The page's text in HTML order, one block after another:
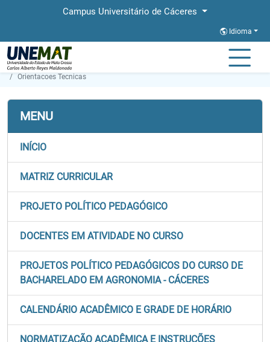
Campus Universitário de Cáceres
Idioma
Página Inicial
Agronomia
Orientacoes Tecnicas
MENU
INÍCIO
MATRIZ CURRICULAR
PROJETO POLÍTICO PEDAGÓGICO
DOCENTES EM ATIVIDADE NO CURSO
PROJETOS POLÍTICO PEDAGÓGICOS DO CURSO DE
BACHARELADO EM AGRONOMIA - CÁCERES
CALENDÁRIO ACADÊMICO E GRADE DE HORÁRIO
NORMATIZAÇÃO ACADÊMICA E INSTRUÇÕES